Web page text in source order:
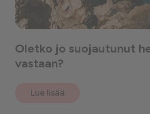
Oletko jo suojautunut
vastaan?
Lue lisää